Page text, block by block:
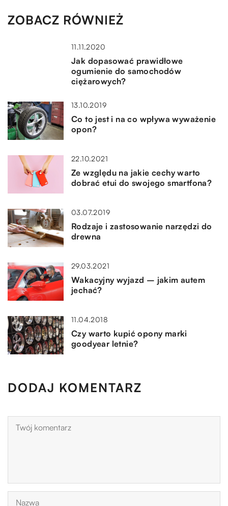
ZOBACZ RÓWNIEŻ
11.11.2020
Jak dopasować prawidłowe
ogumienie do samochodów
ciężarowych?
13.10.2019
Co to jest i na co wpływa wyważenie
opon?
22.10.2021
Ze względu na jakie cechy warto
dobrać etui do swojego smartfona?
03.07.2019
Rodzaje i zastosowanie narzędzi do
drewna
29.03.2021
Wakacyjny wyjazd – jakim autem
jechać?
11.04.2018
Czy warto kupić opony marki
goodyear letnie?
DODAJ KOMENTARZ